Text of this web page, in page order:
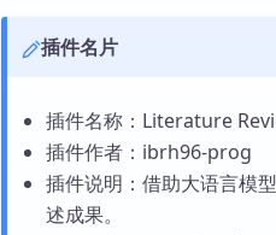
插件名片
插件名称：Literature
插件作者：ibrh96-prog
插件说明：借助大语言模
述成果。